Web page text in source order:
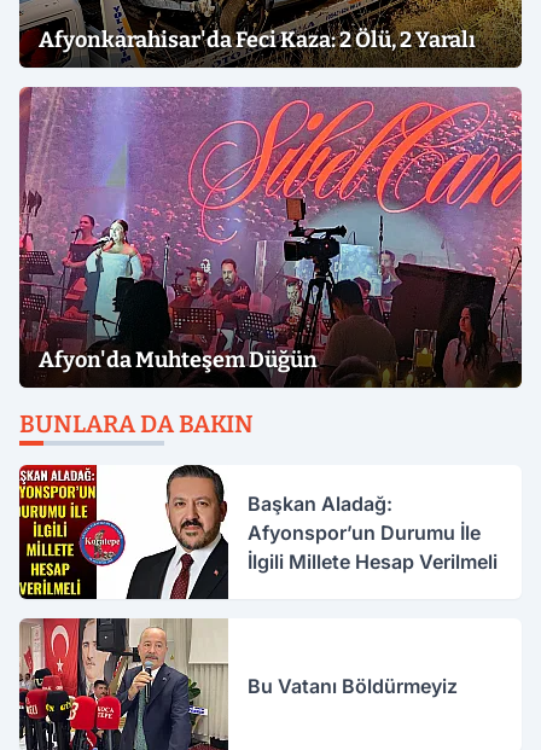
Afyonkarahisar'da Feci Kaza: 2 Ölü, 2 Yaralı
Afyon'da Muhteşem Düğün
BUNLARA DA BAKIN
Başkan Aladağ:
Afyonspor’un Durumu İle
İlgili Millete Hesap Verilmeli
Bu Vatanı Böldürmeyiz